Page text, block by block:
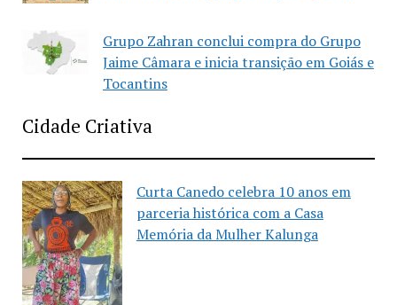
Grupo Zahran conclui compra do Grupo
Jaime Câmara e inicia transição em Goiás e
Tocantins
Cidade Criativa
Curta Canedo celebra 10 anos em
parceria histórica com a Casa
Memória da Mulher Kalunga